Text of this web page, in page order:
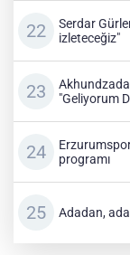
Serdar
izleteceğiz"
"Geliyorum
programı
Adadan,